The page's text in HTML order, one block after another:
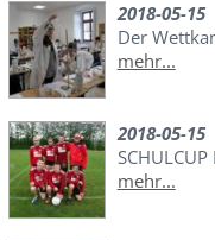
2018-05-15
Der
mehr...
2018-05-15
SCHULCUP
mehr...